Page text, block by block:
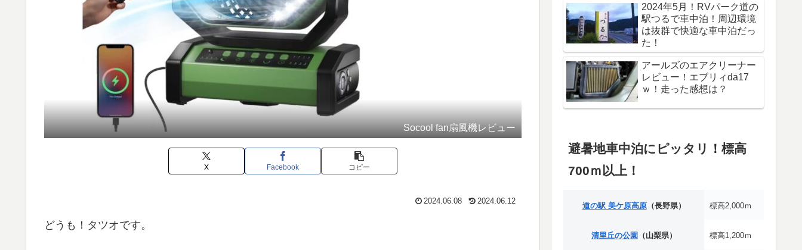
Socool fan扇風機レビュー
X Facebook コピー
2024.06.08 2024.06.12
どうも！タツオです。
2024年5月！RVパーク道の
駅つるで車中泊！周辺環境
は抜群で快適な車中泊だっ
た！
アールズのエアクリーナー
レビュー！エブリィda17
ｗ！走った感想は？
避暑地車中泊にピッタリ！標高
700ｍ以上！
道の駅 美ケ原高原（長野県） 標高2,000ｍ
清里丘の公園 （山梨県） 標高1,200ｍ